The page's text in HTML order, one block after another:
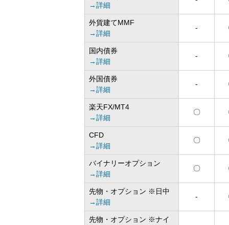
→詳細
外貨建てMMF
→詳細
-
国内債券
→詳細
-
外国債券
→詳細
-
楽天FX/MT4
→詳細
〇
CFD
→詳細
〇
バイナリーオプション
→詳細
〇
先物・オプション ※日中
→詳細
-
先物・オプション ※ナイ